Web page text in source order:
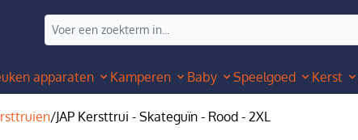
apparaten Kamperen Baby Speelgoed Kerst
/JAP Kersttrui - Skateguïn - Rood - 2XL